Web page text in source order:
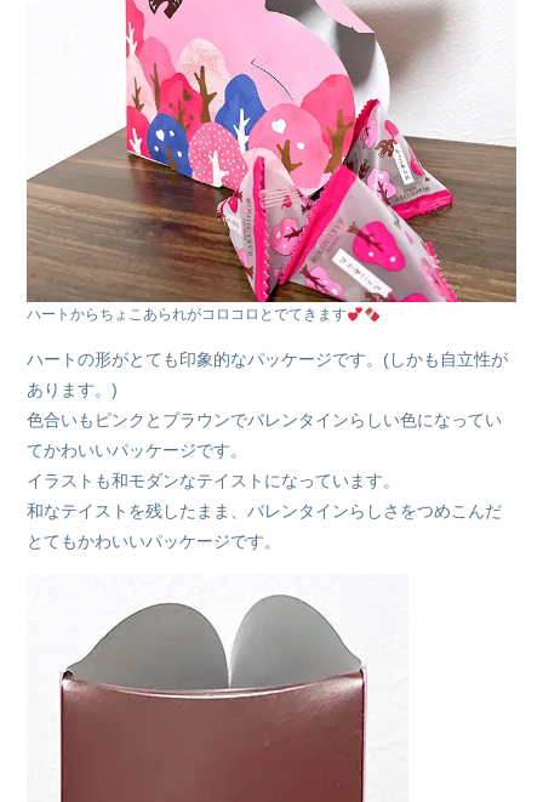
ハートからちょこあられがコロコロとでてきます
ハートの形がとても印象的なパッケージです。(しかも自立性が
あります。)
色合いもピンクとブラウンでバレンタインらしい色になってい
てかわいいパッケージです。
イラストも和モダンなテイストになっています。
和なテイストを残したまま、バレンタインらしさをつめこんだ
とてもかわいいパッケージです。